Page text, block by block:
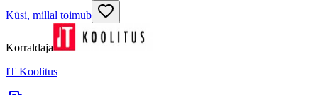
Küsi, millal toimub
Korraldaja
IT Koolitus